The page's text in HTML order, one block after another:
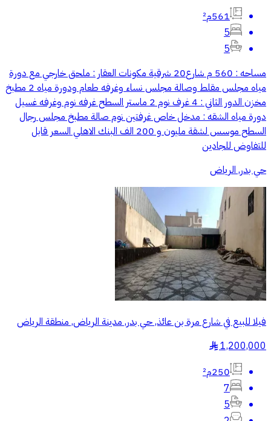
561م²
5
5
مساحه : 560 م شارع20 شرقية مكونات العقار : ملحق خارجي مع دورة
مياه مجلس مقلط وصالة مجلس نساء وغرفه طعام ودورة مياه 2 مطبخ
مخزن الدور الثاني : 4 غرف نوم 2 ماستر السطح غرفه نوم وغرفه غسيل
دورة مياه الشقه : مدخل خاص غرفتين نوم صالة مطبخ مجلس رجال
السطح موسس لشقة مليون و 200 الف البنك الاهلي السعر قابل
للتفاوض للجادين
حي بدر, الرياض
فيلا للبيع في شارع مرة بن عائذ, حي بدر, مدينة الرياض, منطقة الرياض
1,200,000
§
250م²
7
5